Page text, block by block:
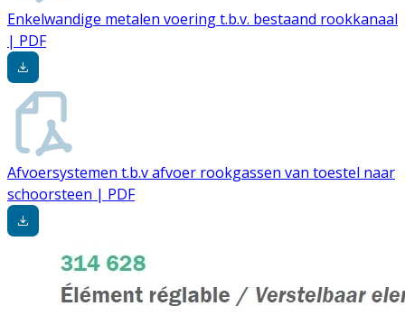
Enkelwandige metalen voering t.b.v. bestaand rookkanaal
| PDF
Afvoersystemen t.b.v afvoer rookgassen van toestel naar
schoorsteen | PDF